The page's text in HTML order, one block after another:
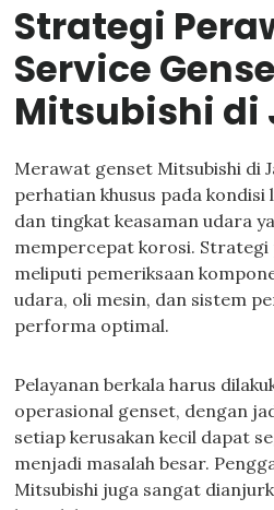
Strategi
Service
Mitsubishi di
Merawat genset Mitsubishi di
perhatian khusus pada
dan tingkat keasaman udara
mempercepat korosi.
meliputi pemeriksaan
udara, oli mesin, dan sistem
performa optimal.
Pelayanan berkala harus
operasional genset, dengan
setiap kerusakan kecil dapat
menjadi masalah besar.
Mitsubishi juga sangat